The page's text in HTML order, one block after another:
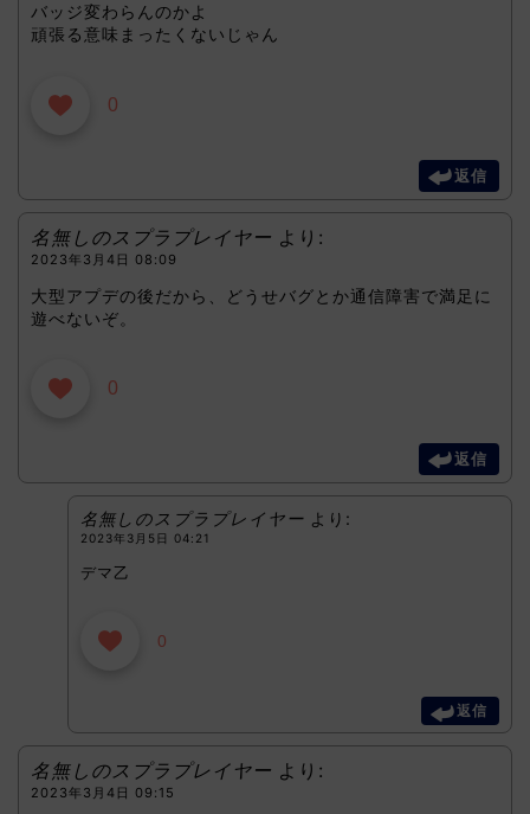
バッジ変わらんのかよ
頑張る意味まったくないじゃん
0
返信
名無しのスプラプレイヤー より:
2023年3月4日 08:09
大型アプデの後だから、どうせバグとか通信障害で満足に
遊べないぞ。
0
返信
名無しのスプラプレイヤー より:
2023年3月5日 04:21
デマ乙
0
返信
名無しのスプラプレイヤー より:
2023年3月4日 09:15